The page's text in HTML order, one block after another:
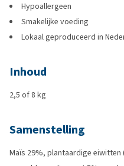
Hypoallergeen
Smakelijke voeding
Lokaal geproduceerd in
Inhoud
2,5 of 8 kg
Samenstelling
Maïs 29%, plantaardige